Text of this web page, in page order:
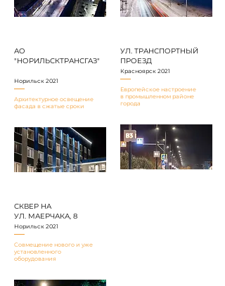
АО
"НОРИЛЬСКТРАНСГАЗ"
Норильск 2021
Архитектурное освещение
фасада в сжатые сроки
СКВЕР НА
УЛ. МАЕРЧАКА, 8
Норильск 2021
Совмещение нового и уже
установленного
оборудования
УЛ. ТРАНСПОРТНЫЙ
ПРОЕЗД
Красноярск 2021
Европейское настроение
в промышленном районе
города